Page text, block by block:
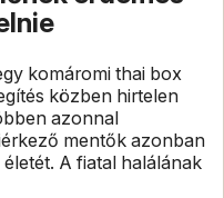
komáromi thai box
közben hirtelen
azonnal
mentők azonban
A fiatal halálának